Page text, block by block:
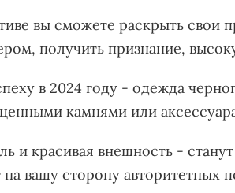
вы сможете раскрыть свои
получить признание,
в 2024 году - одежда
камнями или
и красивая внешность -
вашу сторону авторитетных